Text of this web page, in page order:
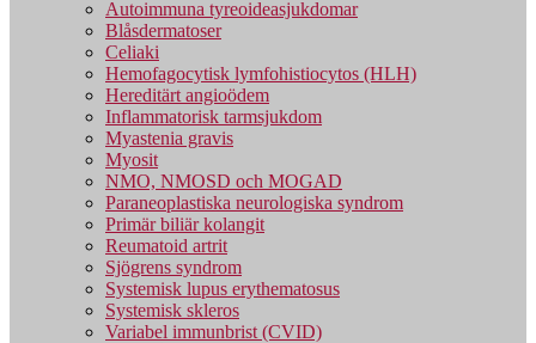
Autoimmuna tyreoideasjukdomar
Blåsdermatoser
Celiaki
Hemofagocytisk lymfohistiocytos (HLH)
Hereditärt angioödem
Inflammatorisk tarmsjukdom
Myastenia gravis
Myosit
NMO, NMOSD och MOGAD
Paraneoplastiska neurologiska syndrom
Primär biliär kolangit
Reumatoid artrit
Sjögrens syndrom
Systemisk lupus erythematosus
Systemisk skleros
Variabel immunbrist (CVID)